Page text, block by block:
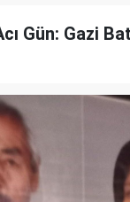
Gün: Gazi